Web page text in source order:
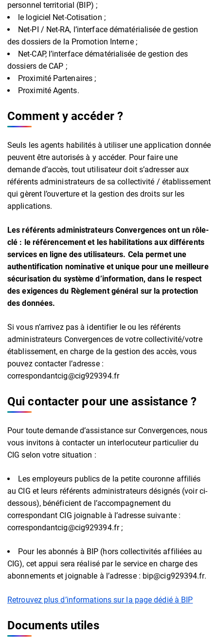
personnel territorial (BIP) ;
le logiciel Net-Cotisation ;
Net-PI / Net-RA, l’interface dématérialisée de gestion
des dossiers de la Promotion Interne ;
Net-CAP, l’interface dématérialisée de gestion des
dossiers de CAP ;
Proximité Partenaires ;
Proximité Agents.
Comment y accéder ?
Seuls les agents habilités à utiliser une application donnée
peuvent être autorisés à y accéder. Pour faire une
demande d’accès, tout utilisateur doit s’adresser aux
référents administrateurs de sa collectivité / établissement
qui gèrent l’ouverture et la gestion des droits sur les
applications.
Les référents administrateurs Convergences ont un rôle-
clé : le référencement et les habilitations aux différents
services en ligne des utilisateurs. Cela permet une
authentification nominative et unique pour une meilleure
sécurisation du système d’information, dans le respect
des exigences du Règlement général sur la protection
des données.
Si vous n’arrivez pas à identifier le ou les référents
administrateurs Convergences de votre collectivité/votre
établissement, en charge de la gestion des accès, vous
pouvez contacter l’adresse :
correspondantcig@cig929394.fr
Qui contacter pour une assistance ?
Pour toute demande d’assistance sur Convergences, nous
vous invitons à contacter un interlocuteur particulier du
CIG selon votre situation :
Les employeurs publics de la petite couronne affiliés
au CIG et leurs référents administrateurs désignés (voir ci-
dessous), bénéficient de l’accompagnement du
correspondant CIG joignable à l’adresse suivante :
correspondantcig@cig929394.fr ;
Pour les abonnés à BIP (hors collectivités affiliées au
CIG), cet appui sera réalisé par le service en charge des
abonnements et joignable à l’adresse : bip@cig929394.fr.
Retrouvez plus d’informations sur la page dédié à BIP
Documents utiles